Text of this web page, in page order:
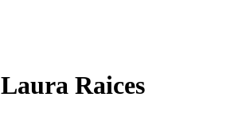
Laura Raices